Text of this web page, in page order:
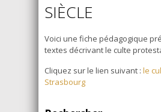
SIÈCLE
Voici une fiche pédagogique
textes décrivant le culte
Cliquez sur le lien suivant : le
Strasbourg